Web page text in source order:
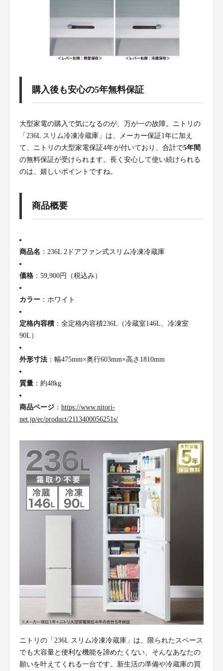
購入後も安心の5年無料保証
大型家電の購入で気になるのが、万が一の故障。ニトリの
「236L スリム冷凍冷蔵庫」は、メーカー保証1年に加え
て、ニトリの大型家電保証4年が付いており、合計で5年間
の無料保証が受けられます。長く安心して使い続けられる
のは、嬉しいポイントですね。
商品概要
商品名 ：236L 2ドアファン式スリム冷凍冷蔵庫
価格：59,900円（税込み）
カラー：ホワイト
定格内容積：全定格内容積236L（冷蔵室146L、冷凍室
90L）
外形寸法：幅475mm×奥行603mm×高さ1810mm
質量：約48kg
商品ページ： https://www.nitori-
net.jp/ec/product/2113400056251s/
ニトリの「236L スリム冷凍冷蔵庫」は、限られたスペース
でも大容量と便利な機能を諦めたくない、そんなあなたの
願いを叶えてくれる一台です。新生活の準備や冷蔵庫の買